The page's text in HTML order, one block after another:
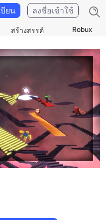
สร้างสรรค์ Robux
บียน ลงชื่อเข้าใช้